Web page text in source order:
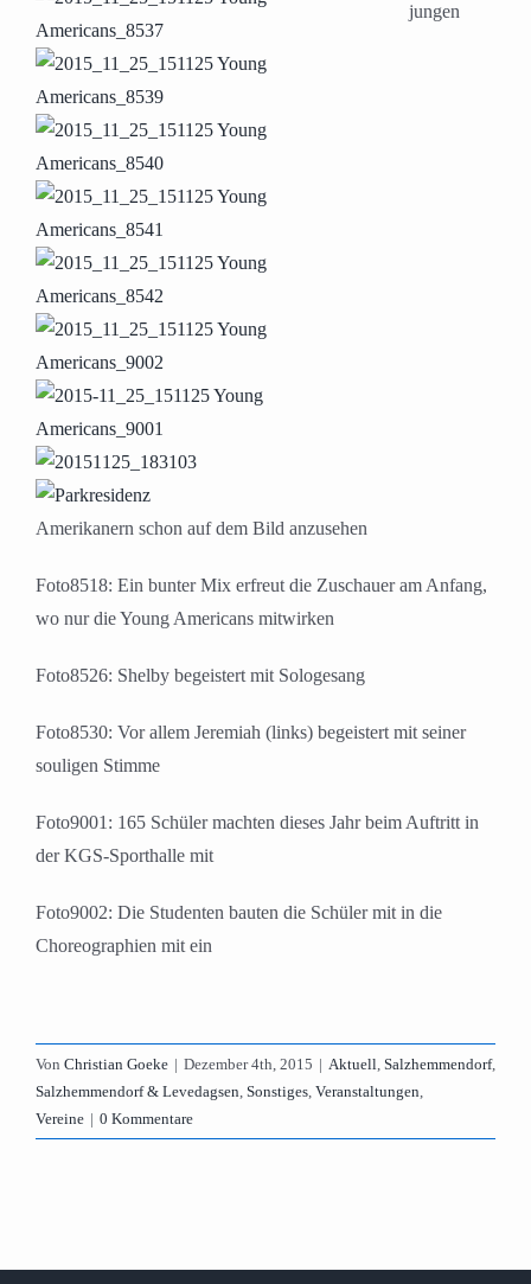
jungen
Amerikanern schon auf dem Bild anzusehen
Foto8518: Ein bunter Mix erfreut die Zuschauer am Anfang,
wo nur die Young Americans mitwirken
Foto8526: Shelby begeistert mit Sologesang
Foto8530: Vor allem Jeremiah (links) begeistert mit seiner
souligen Stimme
Foto9001: 165 Schüler machten dieses Jahr beim Auftritt in
der KGS-Sporthalle mit
Foto9002: Die Studenten bauten die Schüler mit in die
Choreographien mit ein
Von Christian Goeke | Dezember 4th, 2015 | Aktuell, Salzhemmendorf,
Salzhemmendorf & Levedagsen, Sonstiges, Veranstaltungen,
Vereine | 0 Kommentare